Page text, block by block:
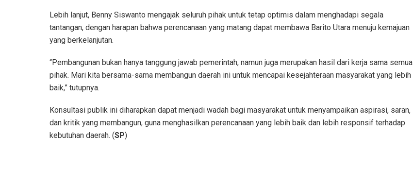
Lebih lanjut, Benny Siswanto mengajak seluruh pihak untuk tetap optimis dalam menghadapi segala
tantangan, dengan harapan bahwa perencanaan yang matang dapat membawa Barito Utara menuju kemajuan
yang berkelanjutan.
“Pembangunan bukan hanya tanggung jawab pemerintah, namun juga merupakan hasil dari kerja sama semua
pihak. Mari kita bersama-sama membangun daerah ini untuk mencapai kesejahteraan masyarakat yang lebih
baik,” tutupnya.
Konsultasi publik ini diharapkan dapat menjadi wadah bagi masyarakat untuk menyampaikan aspirasi, saran,
dan kritik yang membangun, guna menghasilkan perencanaan yang lebih baik dan lebih responsif terhadap
kebutuhan daerah. (SP)